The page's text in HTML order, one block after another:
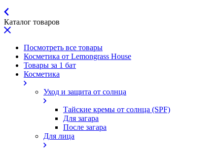
Каталог товаров
Посмотреть все товары
Косметика от Lemongrass House
Товары за 1 бат
Косметика
Уход и защита от солнца
Тайские кремы от солнца (SPF)
Для загара
После загара
Для лица